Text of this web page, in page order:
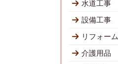
水道工事
設備工事
リフォーム
介護用品